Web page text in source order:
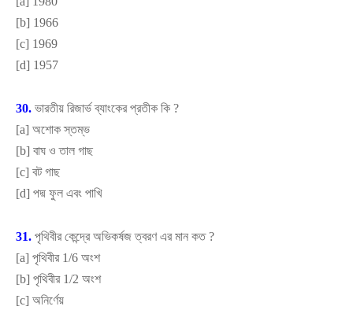
[b] 1966
[c] 1969
[d] 1957
30. ভারতীয় রিজার্ভ ব্যাংকের প্রতীক কি ?
[a] অশোক স্তম্ভ
[b] বাঘ ও তাল গাছ
[c] বট গাছ
[d] পদ্ম ফুল এবং পাখি
31. পৃথিবীর কেন্দ্রে অভিকর্ষজ ত্বরণ এর মান কত?
[a] পৃথিবীর 1/6 অংশ
[b] পৃথিবীর 1/2 অংশ
[c] অনির্ণেয়